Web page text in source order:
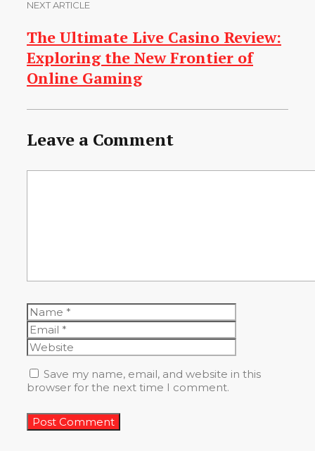
NEXT ARTICLE
The Ultimate Live Casino Review:
Exploring the New Frontier of
Online Gaming
Leave a Comment
Name
Save my name, email, and website in this
browser for the next time I comment.